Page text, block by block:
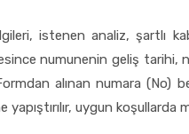
istenen analiz, şartlı
numunenin geliş tarihi,
alınan numara (No)
uygun koşullarda